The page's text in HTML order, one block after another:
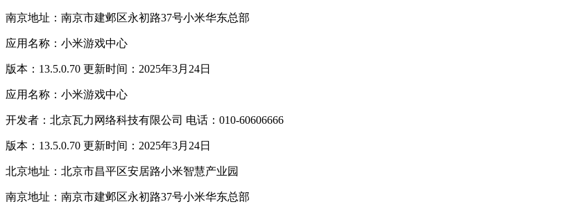
南京地址：南京市建邺区永初路37号小米华东总部
应用名称：小米游戏中心
版本：13.5.0.70 更新时间：2025年3月24日
应用名称：小米游戏中心
开发者：北京瓦力网络科技有限公司 电话：010-60606666
版本：13.5.0.70 更新时间：2025年3月24日
北京地址：北京市昌平区安居路小米智慧产业园
南京地址：南京市建邺区永初路37号小米华东总部